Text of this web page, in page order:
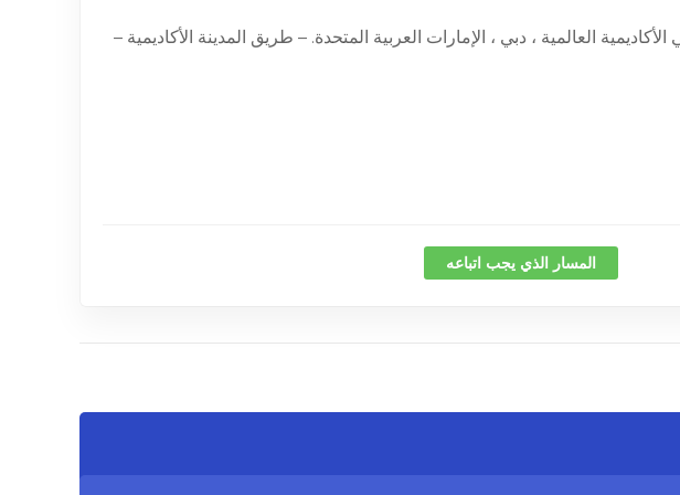
بلوك 10 ، مدينة دبي الأكاديمية العالمية ، دبي ، الإمارات العربية المتحدة. – طريق المدينة الأكاديمية –
المسار الذي يجب اتباعه